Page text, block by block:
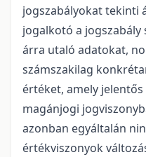
jogszabályokat tekinti
jogalkotó a
árra utaló adatokat,
számszakilag
értéket, amely
magánjogi
azonban egyáltalán
értékviszonyok